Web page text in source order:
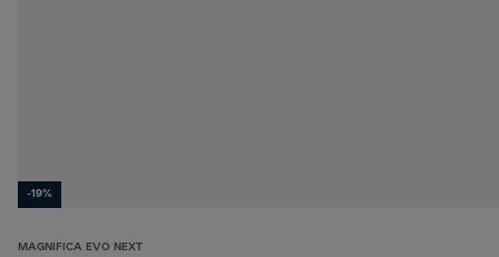
-19%
MAGNIFICA EVO NEXT